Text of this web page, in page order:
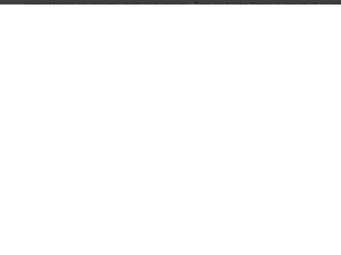
competéncies ara maxima institucion aranesa. Dera madeisha forma ei important